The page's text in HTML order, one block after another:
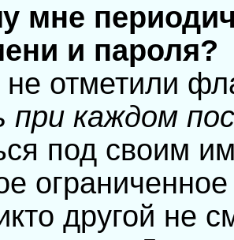
мне
и пароля?
отметили
при каждом
под своим
другой не